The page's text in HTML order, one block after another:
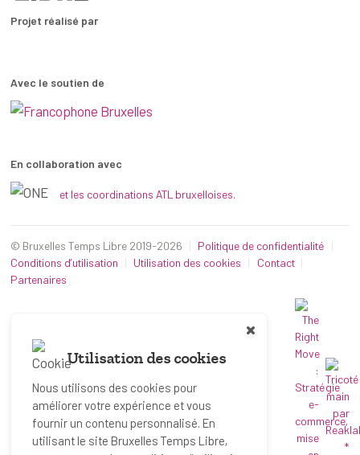
Projet réalisé par
Avec le soutien de
En collaboration avec
et les coordinations ATL bruxelloises.
© Bruxelles Temps Libre 2019-2026
Politique de confidentialité
Conditions d’utilisation
Utilisation des cookies
Contact
Partenaires
*
Utilisation des cookies
Nous utilisons des cookies pour
améliorer votre expérience et vous
fournir un contenu personnalisé. En
utilisant le site Bruxelles Temps Libre,